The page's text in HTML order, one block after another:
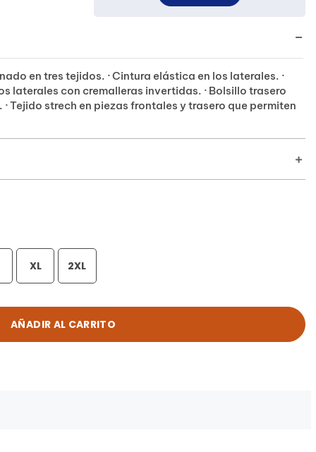
XL 2XL
AÑADIR AL CARRITO
en tres tejidos. · Cintura elástica en los laterales. ·
laterales con cremalleras invertidas. · Bolsillo trasero
Tejido strech en piezas frontales y trasero que permiten